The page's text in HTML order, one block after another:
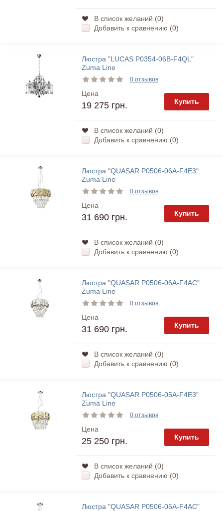
В список желаний (0)
Добавить к сравнению (0)
Люстра "LUCAS P0354-06B-F4QL"
Zuma Line
0 отзывов
Цена
19 275 грн. Купить
В список желаний (0)
Добавить к сравнению (0)
Люстра "QUASAR P0506-06A-F4E3"
Zuma Line
0 отзывов
Цена
31 690 грн. Купить
В список желаний (0)
Добавить к сравнению (0)
Люстра "QUASAR P0506-06A-F4AC"
Zuma Line
0 отзывов
Цена
31 690 грн. Купить
В список желаний (0)
Добавить к сравнению (0)
Люстра "QUASAR P0506-05A-F4E3"
Zuma Line
0 отзывов
Цена
25 250 грн. Купить
В список желаний (0)
Добавить к сравнению (0)
Люстра "QUASAR P0506-05A-F4AC"